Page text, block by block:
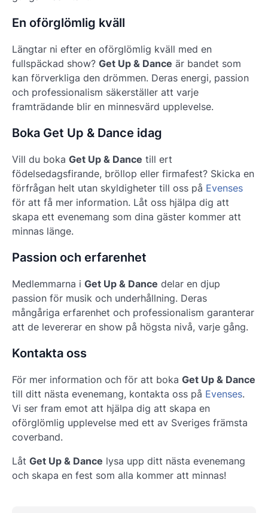
En oförglömlig kväll
Längtar ni efter en oförglömlig kväll med en
fullspäckad show? Get Up & Dance är bandet som
kan förverkliga den drömmen. Deras energi, passion
och professionalism säkerställer att varje
framträdande blir en minnesvärd upplevelse.
Boka Get Up & Dance idag
Vill du boka Get Up & Dance till ert
födelsedagsfirande, bröllop eller firmafest? Skicka en
förfrågan helt utan skyldigheter till oss på Evenses
för att få mer information. Låt oss hjälpa dig att
skapa ett evenemang som dina gäster kommer att
minnas länge.
Passion och erfarenhet
Medlemmarna i Get Up & Dance delar en djup
passion för musik och underhållning. Deras
mångåriga erfarenhet och professionalism garanterar
att de levererar en show på högsta nivå, varje gång.
Kontakta oss
För mer information och för att boka Get Up & Dance
till ditt nästa evenemang, kontakta oss på Evenses.
Vi ser fram emot att hjälpa dig att skapa en
oförglömlig upplevelse med ett av Sveriges främsta
coverband.
Låt Get Up & Dance lysa upp ditt nästa evenemang
och skapa en fest som alla kommer att minnas!